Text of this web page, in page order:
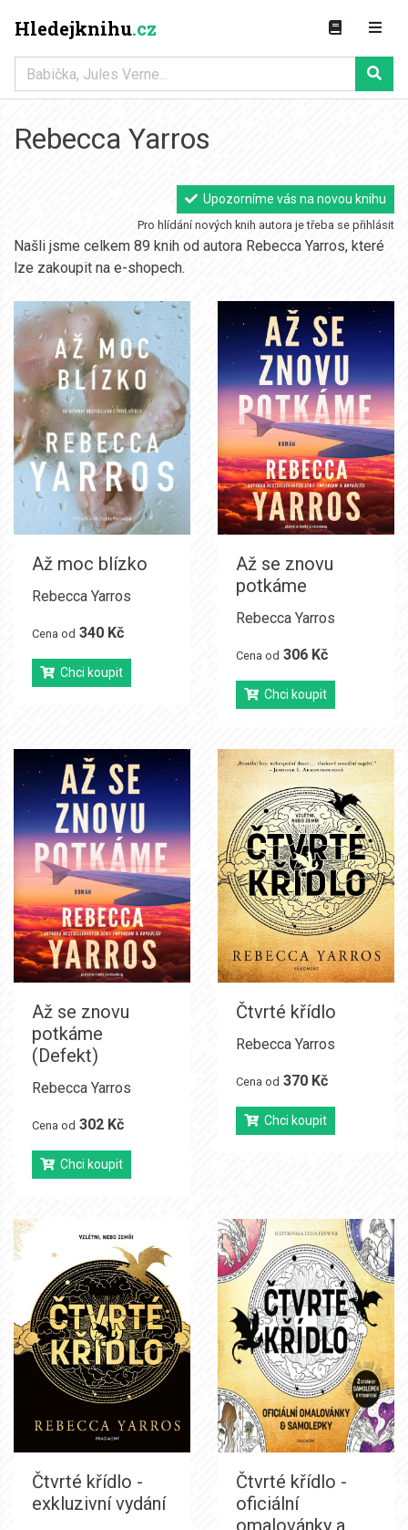
Hledejknihu.cz
Rebecca Yarros
Upozorníme vás na novou knihu
Pro hlídání nových knih autora je třeba se přihlásit
Našli jsme celkem 89 knih od autora Rebecca Yarros, které
lze zakoupit na e-shopech.
Až moc blízko
Rebecca Yarros
Cena od 340 Kč
Chci koupit
Až se znovu
potkáme
Rebecca Yarros
Cena od 306 Kč
Chci koupit
Až se znovu
potkáme
(Defekt)
Rebecca Yarros
Cena od 302 Kč
Chci koupit
Čtvrté křídlo
Rebecca Yarros
Cena od 370 Kč
Chci koupit
Čtvrté křídlo -
exkluzivní vydání
Čtvrté křídlo -
oficiální
omalovánky a